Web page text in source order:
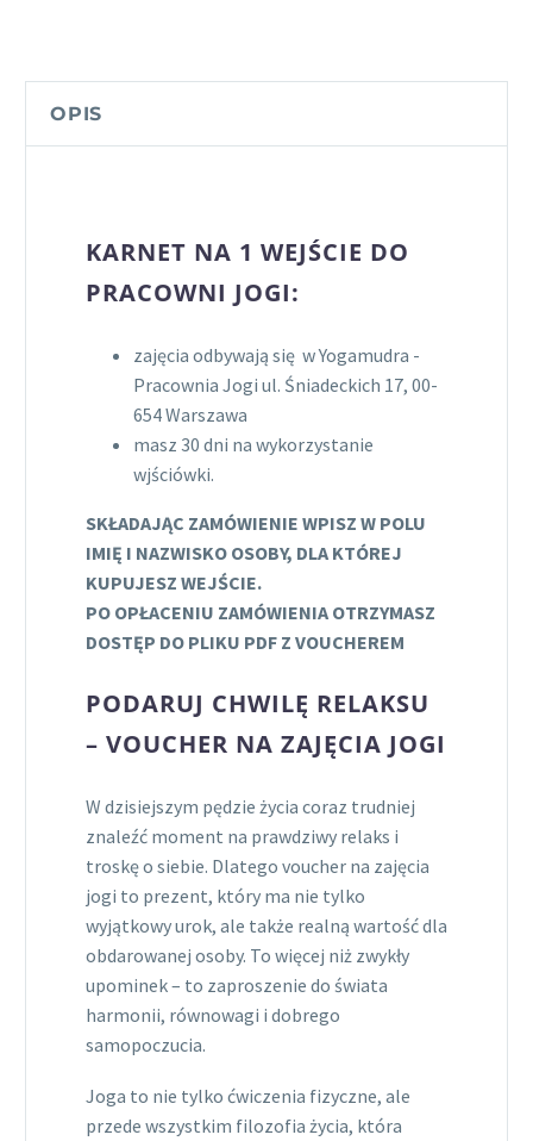
OPIS
KARNET NA 1 WEJŚCIE DO
PRACOWNI JOGI:
zajęcia odbywają się w Yogamudra -
Pracownia Jogi ul. Śniadeckich 17, 00-
654 Warszawa
masz 30 dni na wykorzystanie
wjściówki.
SKŁADAJĄC ZAMÓWIENIE WPISZ W POLU
IMIĘ I NAZWISKO OSOBY, DLA KTÓREJ
KUPUJESZ WEJŚCIE.
PO OPŁACENIU ZAMÓWIENIA OTRZYMASZ
DOSTĘP DO PLIKU PDF Z VOUCHEREM
PODARUJ CHWILĘ RELAKSU
– VOUCHER NA ZAJĘCIA JOGI
W dzisiejszym pędzie życia coraz trudniej
znaleźć moment na prawdziwy relaks i
troskę o siebie. Dlatego voucher na zajęcia
jogi to prezent, który ma nie tylko
wyjątkowy urok, ale także realną wartość dla
obdarowanej osoby. To więcej niż zwykły
upominek – to zaproszenie do świata
harmonii, równowagi i dobrego
samopoczucia.
Joga to nie tylko ćwiczenia fizyczne, ale
przede wszystkim filozofia życia, która